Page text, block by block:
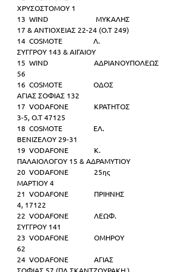
ΧΡΥΣΟΣΤΟΜΟΥ 1
13  WIND                          ΜΥΚΑΛΗΣ
17 & ΑΝΤΙΟΧΕΙΑΣ 22-24 (Ο.Τ 249)
14  COSMOTE                 Λ.
ΣΥΓΓΡΟΥ 143 & ΑΙΓΑΙΟΥ
15  WIND                         ΑΔΡΙΑΝΟΥΠΟΛΕΩΣ
56
16  COSMOTE                 ΟΔΟΣ
ΑΓΙΑΣ ΣΟΦΙΑΣ 132
17  VODAFONE              ΚΡΑΤΗΤΟΣ
3-5, Ο.Τ 47125
18  COSMOTE                 ΕΛ.
ΒΕΝΙΖΕΛΟΥ 29-31
19  VODAFONE              Κ.
ΠΑΛΑΙΟΛΟΓΟΥ 15 & ΑΔΡΑΜΥΤΙΟΥ
20  VODAFONE              25ης
ΜΑΡΤΙΟΥ 4
21  VODAFONE              ΠΡΙΗΝΗΣ
4, 17122
22  VODAFONE              ΛΕΩΦ.
ΣΥΓΓΡΟΥ 141
23  VODAFONE              ΟΜΗΡΟΥ
62
24  VODAFONE              ΑΓΙΑΣ